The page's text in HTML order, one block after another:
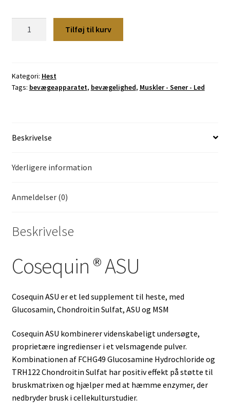
gr.
antal
Tilføj til kurv
Kategori: Hest
Tags: bevægeapparatet, bevægelighed, Muskler - Sener - Led
Beskrivelse
Yderligere information
Anmeldelser (0)
Beskrivelse
Cosequin ® ASU
Cosequin ASU er et led supplement til heste, med
Glucosamin, Chondroitin Sulfat, ASU og MSM
Cosequin ASU kombinerer videnskabeligt undersøgte,
proprietære ingredienser i et velsmagende pulver.
Kombinationen af ​​FCHG49 Glucosamine Hydrochloride og
TRH122 Chondroitin Sulfat har positiv effekt på støtte til
bruskmatrixen og hjælper med at hæmme enzymer, der
nedbryder brusk i cellekulturstudier.